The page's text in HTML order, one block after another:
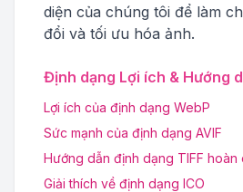
diện của chúng tôi để làm
đổi và tối ưu hóa ảnh.
Định dạng Lợi ích & Hướng
Lợi ích của định dạng WebP
Sức mạnh của định dạng AVIF
Hướng dẫn định dạng TIFF hoàn
Giải thích về định dạng ICO